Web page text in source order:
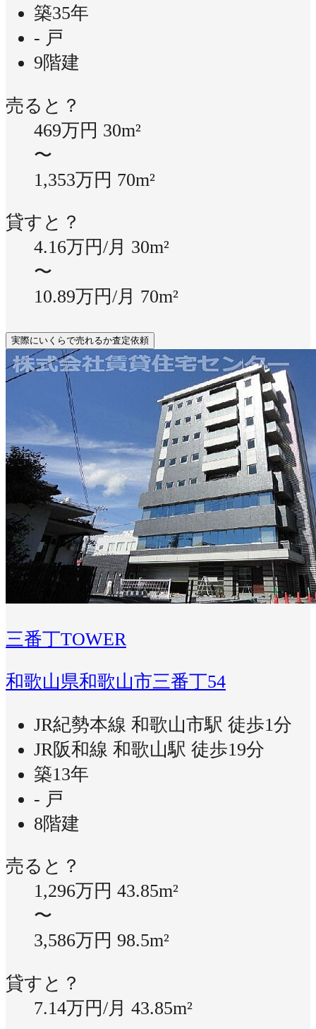
築35年
- 戸
9階建
売ると？
469万円 30m²
〜
1,353万円 70m²
貸すと？
4.16万円/月 30m²
〜
10.89万円/月 70m²
実際にいくらで売れるか査定依頼
三番丁TOWER
和歌山県和歌山市三番丁54
JR紀勢本線 和歌山市駅 徒歩1分
JR阪和線 和歌山駅 徒歩19分
築13年
- 戸
8階建
売ると？
1,296万円 43.85m²
〜
3,586万円 98.5m²
貸すと？
7.14万円/月 43.85m²